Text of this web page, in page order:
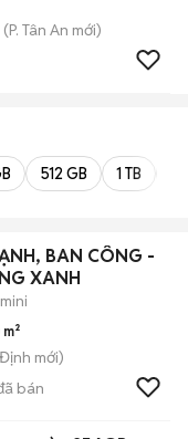
(P. Tân An mới)
512 GB 1 TB
BAN CÔNG -
XANH
mới)
bán